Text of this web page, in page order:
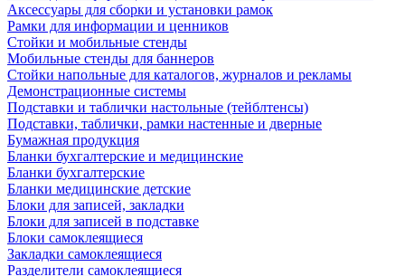
Аксессуары для сборки и установки рамок
Рамки для информации и ценников
Стойки и мобильные стенды
Мобильные стенды для баннеров
Стойки напольные для каталогов, журналов и рекламы
Демонстрационные системы
Подставки и таблички настольные (тейблтенсы)
Подставки, таблички, рамки настенные и дверные
Бумажная продукция
Бланки бухгалтерские и медицинские
Бланки бухгалтерские
Бланки медицинские детские
Блоки для записей, закладки
Блоки для записей в подставке
Блоки самоклеящиеся
Закладки самоклеящиеся
Разделители самоклеящиеся